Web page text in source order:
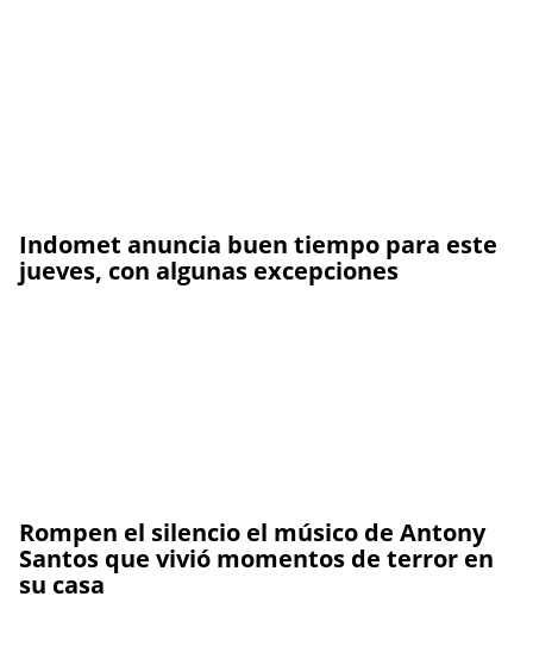
Indomet anuncia buen tiempo para este
jueves, con algunas excepciones
Rompen el silencio el músico de Antony
Santos que vivió momentos de terror en
su casa